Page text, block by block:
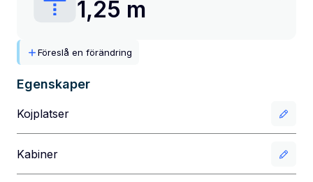
1,25 m
Föreslå en förändring
Egenskaper
Kojplatser
Kabiner